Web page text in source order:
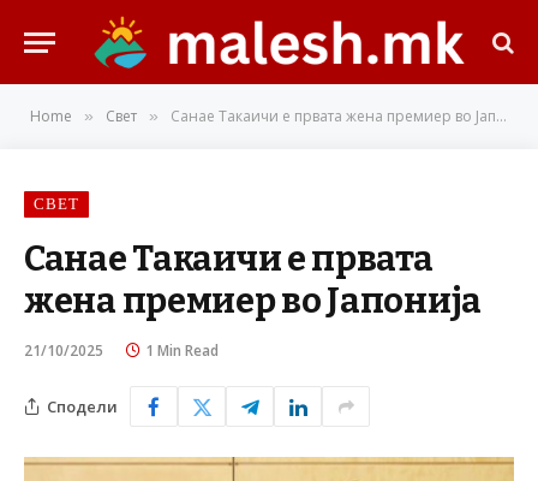
Home » Свет » Санае Такаичи е првата жена премиер во Јапонија
СВЕТ
Санае Такаичи е првата
жена премиер во Јапонија
21/10/2025 1 Min Read
Сподели